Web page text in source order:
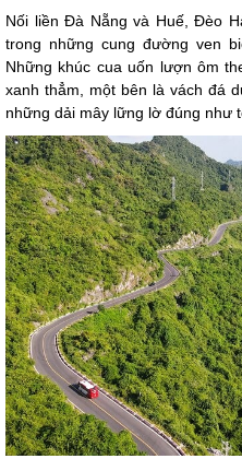
Nối liền Đà Nẵng và Huế, Đèo
trong những cung đường ven
Những khúc cua uốn lượn ôm
xanh thẳm, một bên là vách đá
những dải mây lững lờ đúng như